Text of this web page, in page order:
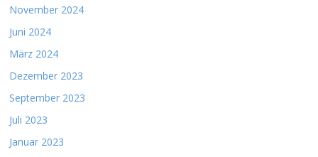
November 2024
Juni 2024
März 2024
Dezember 2023
September 2023
Juli 2023
Januar 2023